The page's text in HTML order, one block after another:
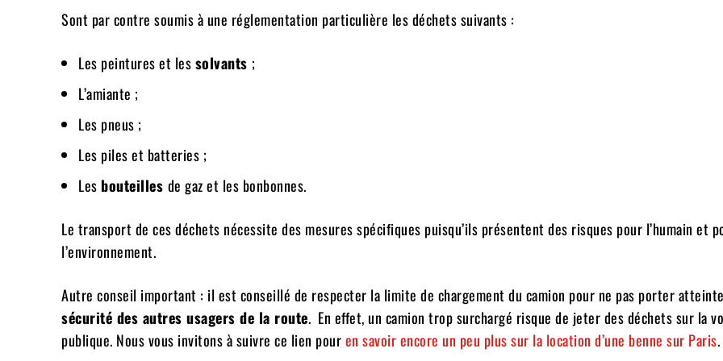
Sont par contre soumis à une réglementation particulière les déchets suivants :
Les peintures et lessolvants ;
L’amiante ;
Les pneus ;
Les piles et batteries ;
Les bouteilles de gaz et les bonbonnes.
Le transport de ces déchets nécessite des mesures spécifiques puisqu’ils présentent des risques pour l’humain et
l’environnement.
Autre conseil important : il est conseillé de respecter la limite de chargement du camion pour ne pas porter
sécurité des autres usagers de la route. En effet, un camion trop surchargé risque de jeter des déchets sur la
publique. Nous vous invitons à suivre ce lien pouren savoir encore un peu plus sur la location d’une benne sur Paris.